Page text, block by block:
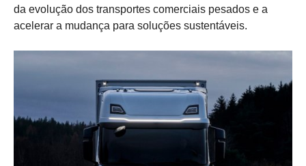
da evolução dos transportes comerciais pesados e a
acelerar a mudança para soluções sustentáveis.